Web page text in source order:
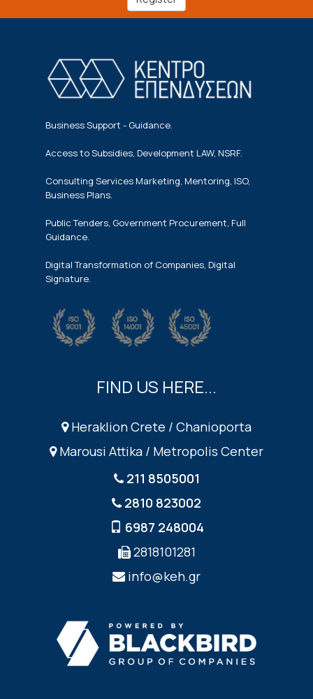
Business Support - Guidance.
Access to Subsidies, Development LAW, NSRF.
Consulting Services Marketing, Mentoring, ISO,
Business Plans.
Public Tenders, Government Procurement, Full
Guidance.
Digital Transformation of Companies, Digital
Signature.
FIND US HERE...
Heraklion Crete / Chanioporta
Marousi Attika / Metropolis Center
211 8505001
2810 823002
6987 248004
2818101281
info@keh.gr